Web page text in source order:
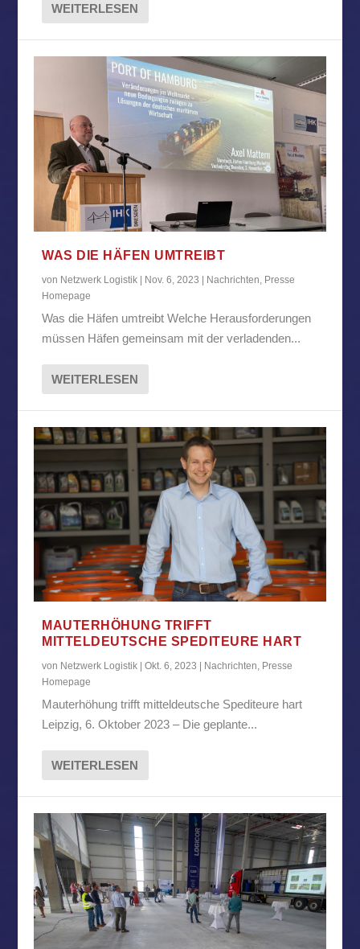
WEITERLESEN
WAS DIE HÄFEN UMTREIBT
von Netzwerk Logistik | Nov. 6, 2023 | Nachrichten Presse
Homepage
Was die Häfen umtreibt Welche Herausforderungen
müssen Häfen gemeinsam mit der verladenden...
WEITERLESEN
MAUTERHÖHUNG TRIFFT
MITTELDEUTSCHE SPEDITEURE HART
von Netzwerk Logistik |Okt. 6, 2023 Nachrichten, Presse
Homepage
Mauterhöhung trifft mitteldeutsche Spediteure hart
Leipzig, 6. Oktober 2023 – Die geplante...
WEITERLESEN